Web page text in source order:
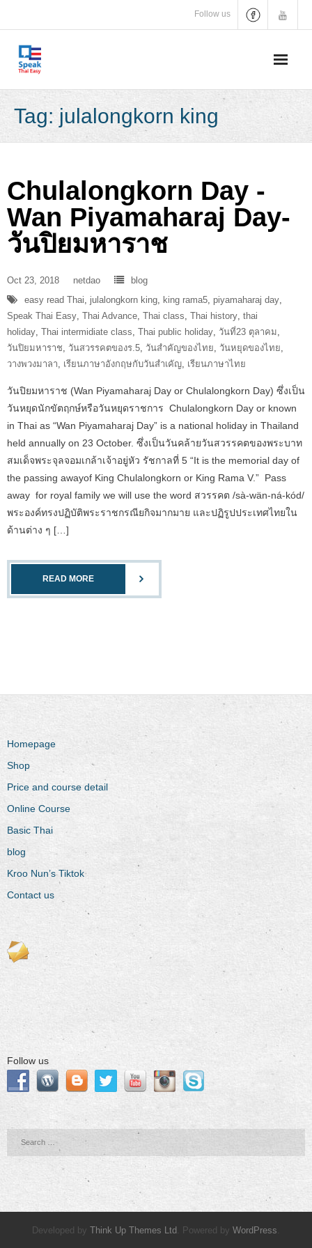
content
Follow us
Tag: julalongkorn king
Chulalongkorn Day -
Wan Piyamaharaj Day-
วันปิยมหาราช
Oct 23, 2018 netdao
blog
easy read Thai, julalongkorn king, king rama5, piyamaharaj day,
Speak Thai Easy, Thai Advance, Thai class, Thai history, thai
holiday, Thai intermidiate class, Thai public holiday, วันที่23 ตุลาคม,
วันปิยมหาราช, วันสวรรคตของร.5, วันสำคัญของไทย, วันหยุดของไทย,
วางพวงมาลา, เรียนภาษาอังกฤษกับวันสำเคัญ, เรียนภาษาไทย
วันปิยมหาราช (Wan Piyamaharaj Day or Chulalongkorn Day) ซึ่งเป็น
วันหยุดนักขัตฤกษ์หรือวันหยุดราชการ Chulalongkorn Day or known
in Thai as “Wan Piyamaharaj Day” is a national holiday in Thailand
held annually on 23 October. ซึ่งเป็นวันคล้ายวันสวรรคตของพระบาท
สมเด็จพระจุลจอมเกล้าเจ้าอยู่หัว รัชกาลที่ 5 “It is the memorial day of
the passing awayof King Chulalongkorn or King Rama V.” Pass
away for royal family we will use the word สวรรคต /sà-wän-ná-kód/
พระองค์ทรงปฏิบัติพระราชกรณียกิจมากมาย และปฏิรูปประเทศไทยใน
ด้านต่าง ๆ […]
READ MORE
Homepage
Shop
Price and course detail
Online Course
Basic Thai
blog
Kroo Nun’s Tiktok
Contact us
Follow us
Developed by Think Up Themes Ltd . Powered by WordPress.